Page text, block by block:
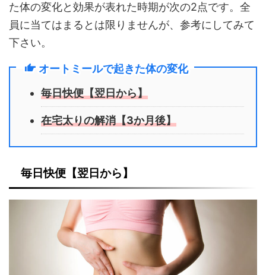
た体の変化と効果が表れた時期が次の2点です。全
員に当てはまるとは限りませんが、参考にしてみて
下さい。
オートミールで起きた体の変化
毎日快便【翌日から】
在宅太りの解消【3か月後】
毎日快便【翌日から】